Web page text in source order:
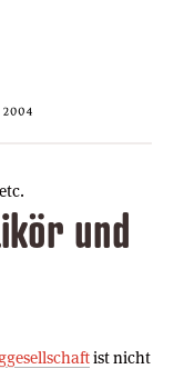
und
ist nicht